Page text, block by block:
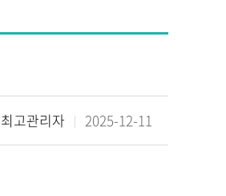
최고관리자 2025-12-11